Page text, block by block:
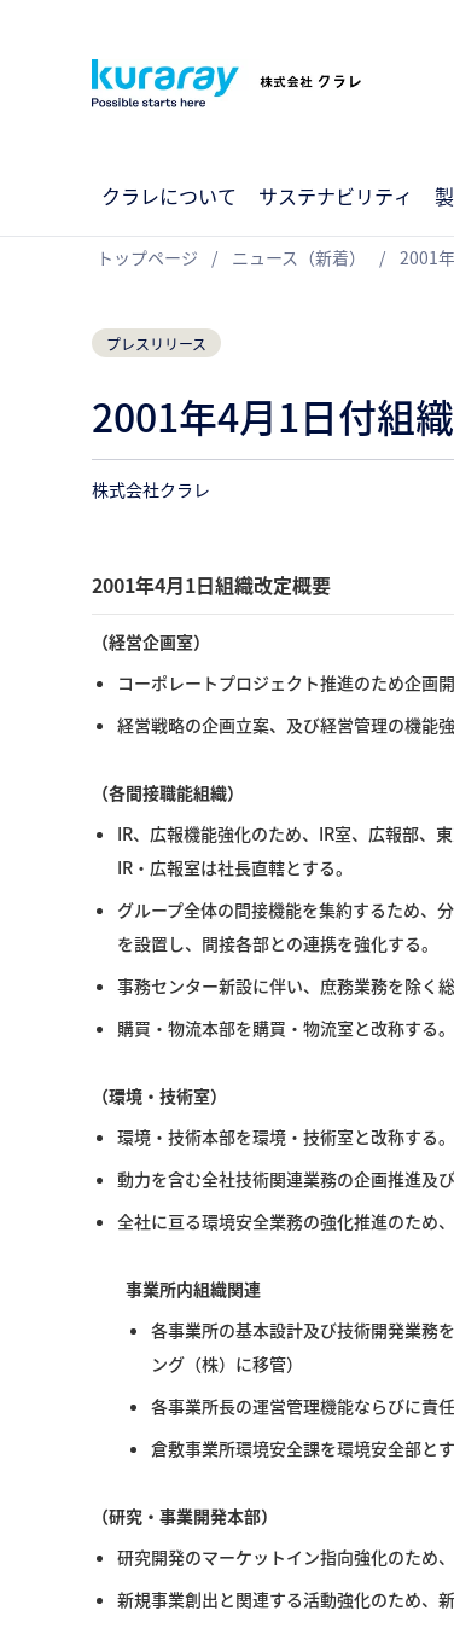
クラレについて サステナビリティ
トップページ ニュース（新着） 2001
プレスリリース
2001年4月1日付組
株式会社クラレ
2001年4月1日組織改定概要
（経営企画室）
コーポレートプロジェクト推進のため企画
経営戦略の企画立案、及び経営管理の機能
（各間接職能組織）
IR、広報機能強化のため、IR室、広報部、
IR・広報室は社長直轄とする。
グループ全体の間接機能を集約するため、
を設置し、間接各部との連携を強化する。
事務センター新設に伴い、庶務業務を除く
購買・物流本部を購買・物流室と改称する。
（環境・技術室）
環境・技術本部を環境・技術室と改称する。
動力を含む全社技術関連業務の企画推進及
全社に亘る環境安全業務の強化推進のため
事業所内組織関連
各事業所の基本設計及び技術開発業務
ング（株）に移管）
各事業所長の運営管理機能ならびに責
倉敷事業所環境安全課を環境安全部とす
（研究・事業開発本部）
研究開発のマーケットイン指向強化のため
新規事業創出と関連する活動強化のため、